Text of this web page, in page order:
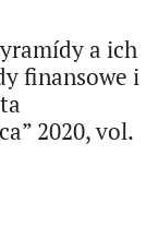
a ich
finansowe i
2020, vol.